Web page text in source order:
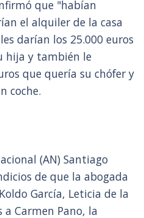
que "habían
el alquiler de la casa
darían los 25.000 euros
hija y también le
que quería su chófer y
coche.
(AN) Santiago
de que la abogada
García, Leticia de la
a Carmen Pano, la